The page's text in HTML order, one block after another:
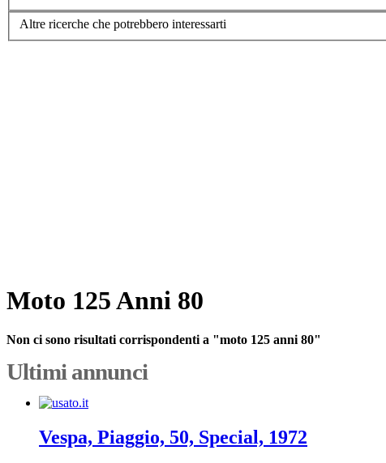
Altre ricerche che potrebbero interessarti
Moto 125 Anni 80
Non ci sono risultati corrispondenti a "moto 125 anni 80"
Ultimi annunci
Vespa, Piaggio, 50, Special, 1972